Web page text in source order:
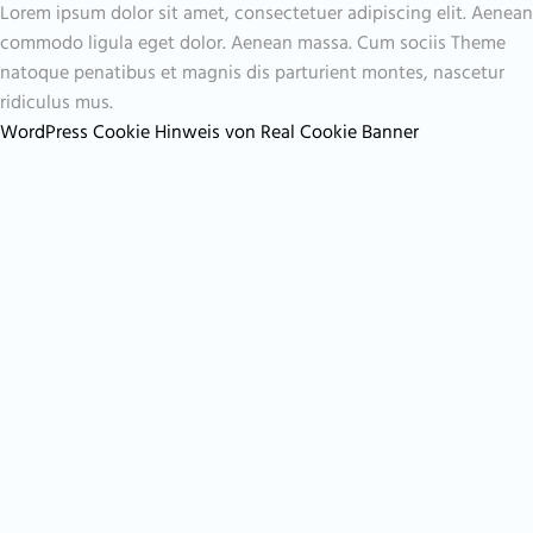
Lorem ipsum dolor sit amet, consectetuer adipiscing elit. Aenean
commodo ligula eget dolor. Aenean massa. Cum sociis Theme
natoque penatibus et magnis dis parturient montes, nascetur
ridiculus mus.
WordPress Cookie Hinweis von Real Cookie Banner